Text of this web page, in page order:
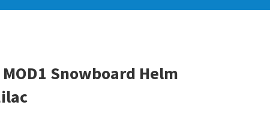
Snowboard Helm